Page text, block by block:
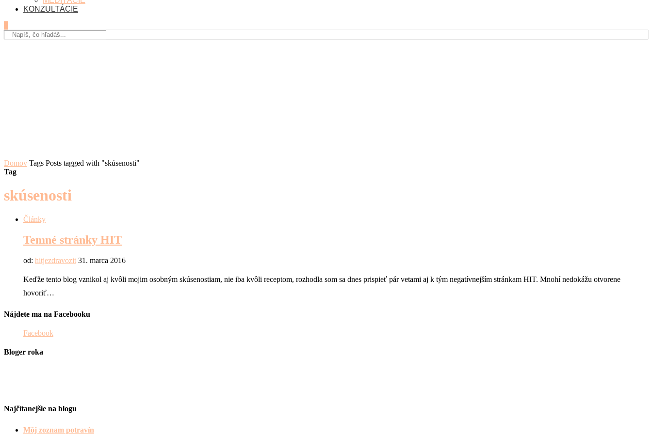
KONZULTÁCIE
Domov Tags Posts tagged with "skúsenosti"
Tag
skúsenosti
Články
Temné stránky HIT
od: hitjezdravozit 31. marca 2016
Keďže tento blog vznikol aj kvôli mojim osobným skúsenostiam, nie iba kvôli receptom, rozhodla som sa dnes prispieť pár vetami aj k tým negatívnejším stránkam HIT. Mnohí nedokážu otvorene
hovoriť…
Nájdete ma na Facebooku
Facebook
Bloger roka
Najčítanejšie na blogu
Môj zoznam potravín